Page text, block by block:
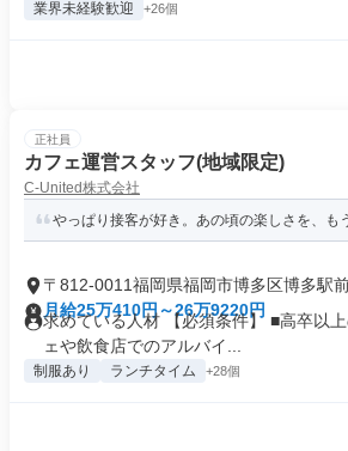
業界未経験歓迎 +26個
正社員
カフェ運営スタッフ(地域限定)
C-United株式会社
やっぱり接客が好き。あの頃の楽しさを、も
〒812-0011福岡県福岡市博多区博多駅
月給25万410円～26万9220円
求めている人材 【必須条件】 ■高卒以
ェや飲食店でのアルバイ...
制服あり ランチタイム +28個